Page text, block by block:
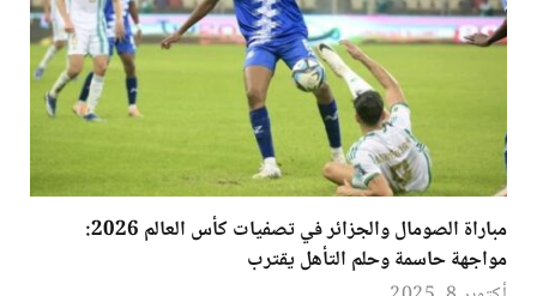
مباراة الصومال والجزائر في تصفيات كأس العالم 2026:
مواجهة حاسمة وحلم التأهل يقترب